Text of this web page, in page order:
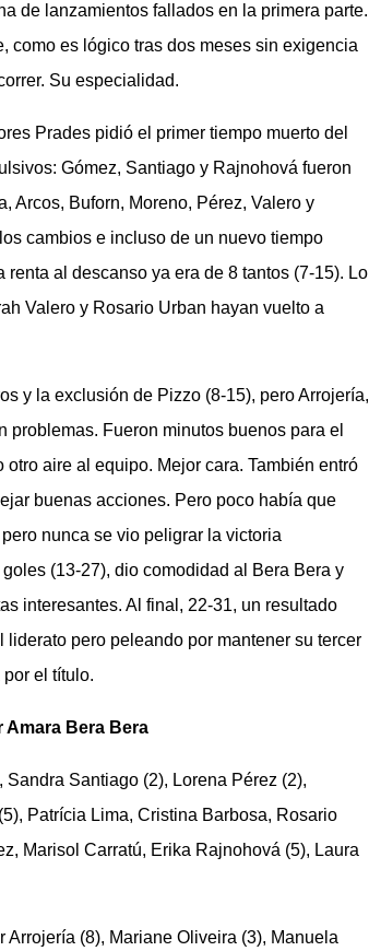
de lanzamientos fallados en la primera parte.
como es lógico tras dos meses sin exigencia
Su especialidad.
Prades pidió el primer tiempo muerto del
Gómez, Santiago y Rajnohová fueron
Arcos, Buforn, Moreno, Pérez, Valero y
cambios e incluso de un nuevo tiempo
al descanso ya era de 8 tantos (7-15). Lo
Valero y Rosario Urban hayan vuelto a
y la exclusión de Pizzo (8-15), pero Arrojería,
Fueron minutos buenos para el
aire al equipo. Mejor cara. También entró
buenas acciones. Pero poco había que
nunca se vio peligrar la victoria
(13-27), dio comodidad al Bera Bera y
interesantes. Al final, 22-31, un resultado
pero peleando por mantener su tercer
el título.
Amara Bera Bera
Santiago (2), Lorena Pérez (2),
Patrícia Lima, Cristina Barbosa, Rosario
Marisol Carratú, Erika Rajnohová (5), Laura
(8), Mariane Oliveira (3), Manuela